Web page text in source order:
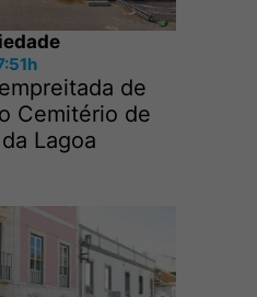
de
Cemitério de
Lagoa